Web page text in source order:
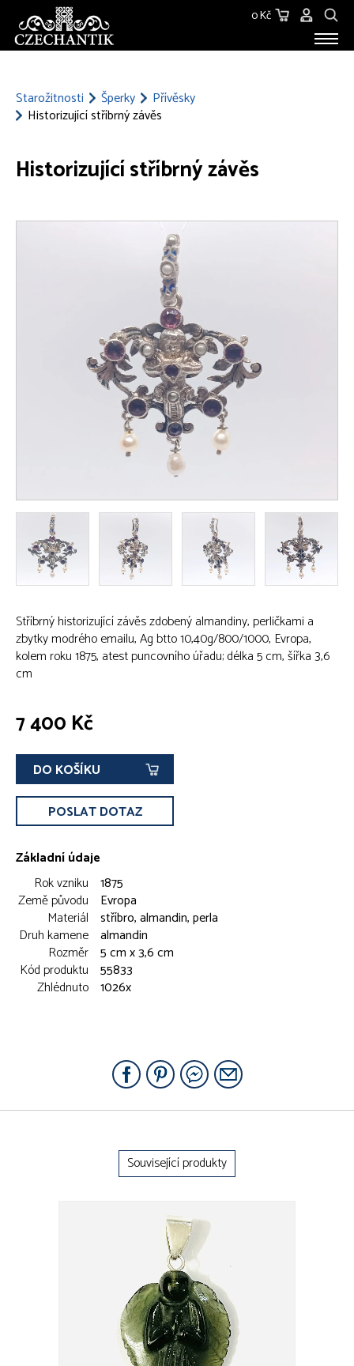
0 Kč
Starožitnosti Šperky
Přívěsky
Historizující stříbrný závěs
Historizující stříbrný závěs
Stříbrný historizující závěs zdobený almandiny, perličkami a
zbytky modrého emailu, Ag btto 10,40g/800/1000, Evropa,
kolem roku 1875, atest puncovního úřadu; délka 5 cm, šířka 3,6
cm
7 400 Kč
DO KOŠÍKU
POSLAT DOTAZ
Základní údaje
Rok vzniku 1875
Země původu
Evropa
Materiál stříbro, almandin, perla
Druh kamene almandin
Rozměr 5 cm x 3,6 cm
Kód produktu 55833
Zhlédnuto 1026x
Související produkty